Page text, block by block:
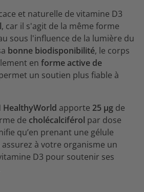
et naturelle de vitamine D3
, car il s'agit de la même forme
sous l'influence de la lumière du
bonne biodisponibilité, le corps
en forme active de
un soutien plus fiable à
HealthyWorld apporte 25 µg de
de cholécalciférol par dose
qu’en prenant une gélule
à votre organisme un
D3 pour soutenir ses